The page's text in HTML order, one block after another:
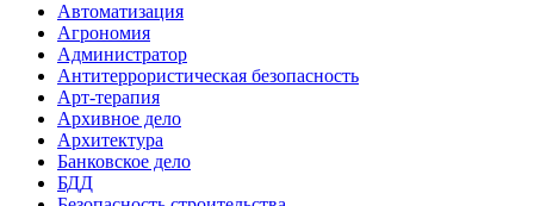
Автоматизация
Агрономия
Администратор
Антитеррористическая безопасность
Арт-терапия
Архивное дело
Архитектура
Банковское дело
БДД